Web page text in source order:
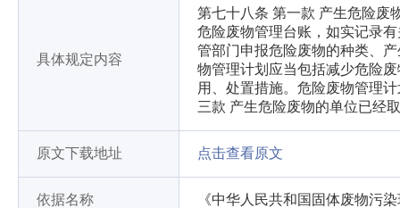
具体规定内容
第七十八条 第一款 产生危险废
危险废物管理台账，如实记录
管部门申报危险废物的种类、
物管理计划应当包括减少危险
用、处置措施。危险废物管理
三款 产生危险废物的单位已
原文下载地址 点击查看原文
依据名称 《中华人民共和国固体废物污